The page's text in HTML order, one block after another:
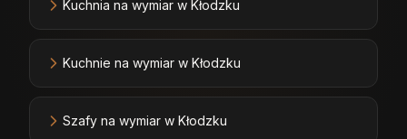
Kuchnia na wymiar w Kłodzku
Kuchnie na wymiar w Kłodzku
Szafy na wymiar w Kłodzku